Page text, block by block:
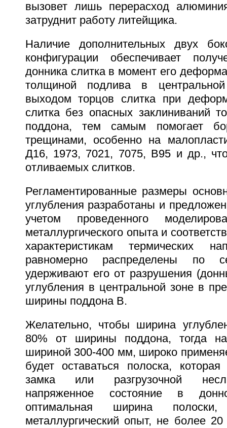
вызовет лишь перерасход
затруднит работу литейщика.
Наличие дополнительных двух
конфигурации обеспечивает
донника слитка в момент его
толщиной подлива в
выходом торцов слитка при
слитка без опасных заклиниваний
поддона, тем самым помогает
трещинами, особенно на
Д16, 1973, 7021, 7075, В95 и др.,
отливаемых слитков.
Регламентированные размеры
углубления разработаны и
учетом проведенного
металлургического опыта и
характеристикам термических
равномерно распределены по
удерживают его от разрушения
углубления в центральной зоне в
ширины поддона B.
Желательно, чтобы ширина
80% от ширины поддона, тогда
шириной 300-400 мм, широко
будет оставаться полоска,
замка или разгрузочной
напряженное состояние в
оптимальная ширина
металлургический опыт, не более